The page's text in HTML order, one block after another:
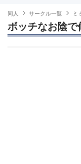
同人 サークル一覧 ミ
ボッチなお陰